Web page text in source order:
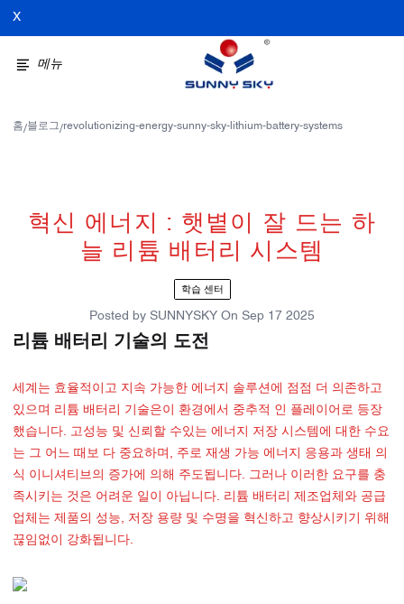
X
메뉴
홈/블로그/revolutionizing-energy-sunny-sky-lithium-battery-systems
혁신 에너지 : 햇볕이 잘 드는 하
늘 리튬 배터리 시스템
학습 센터
Posted by SUNNYSKY On Sep 17 2025
리튬 배터리 기술의 도전
세계는 효율적이고 지속 가능한 에너지 솔루션에 점점 더 의존하고
있으며 리튬 배터리 기술은이 환경에서 중추적 인 플레이어로 등장
했습니다. 고성능 및 신뢰할 수있는 에너지 저장 시스템에 대한 수요
는 그 어느 때보 다 중요하며, 주로 재생 가능 에너지 응용과 생태 의
식 이니셔티브의 증가에 의해 주도됩니다. 그러나 이러한 요구를 충
족시키는 것은 어려운 일이 아닙니다. 리튬 배터리 제조업체와 공급
업체는 제품의 성능, 저장 용량 및 수명을 혁신하고 향상시키기 위해
끊임없이 강화됩니다.